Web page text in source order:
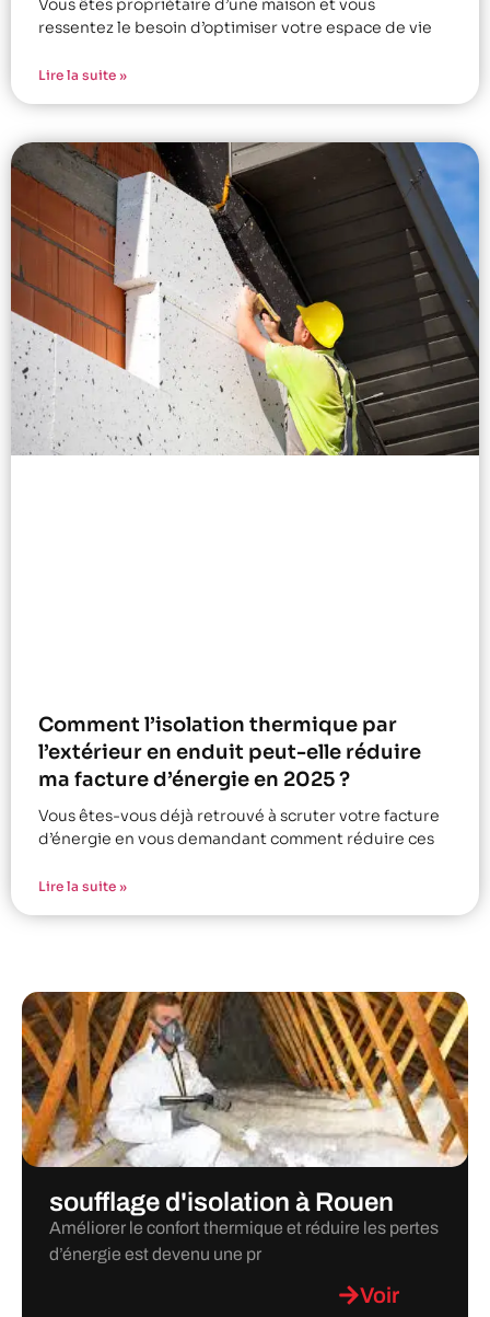
Vous êtes propriétaire d’une maison et vous
ressentez le besoin d’optimiser votre espace de vie
Lire la suite »
Comment l’isolation thermique par
l’extérieur en enduit peut-elle réduire
ma facture d’énergie en 2025 ?
Vous êtes-vous déjà retrouvé à scruter votre facture
d’énergie en vous demandant comment réduire ces
Lire la suite »
soufflage d'isolation à Rouen
Améliorer le confort thermique et réduire les pertes
d’énergie est devenu une pr
Voir